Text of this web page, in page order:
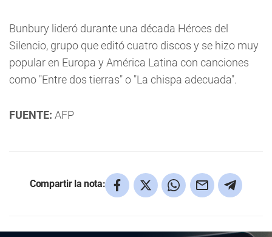
Bunbury lideró durante una década Héroes del
Silencio, grupo que editó cuatro discos y se hizo muy
popular en Europa y América Latina con canciones
como "Entre dos tierras" o "La chispa adecuada".
FUENTE: AFP
Compartir la nota: